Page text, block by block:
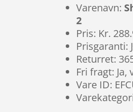
Varenavn:
2
Pris: Kr.
Prisgaranti:
Returret:
Fri fragt:
Vare ID: